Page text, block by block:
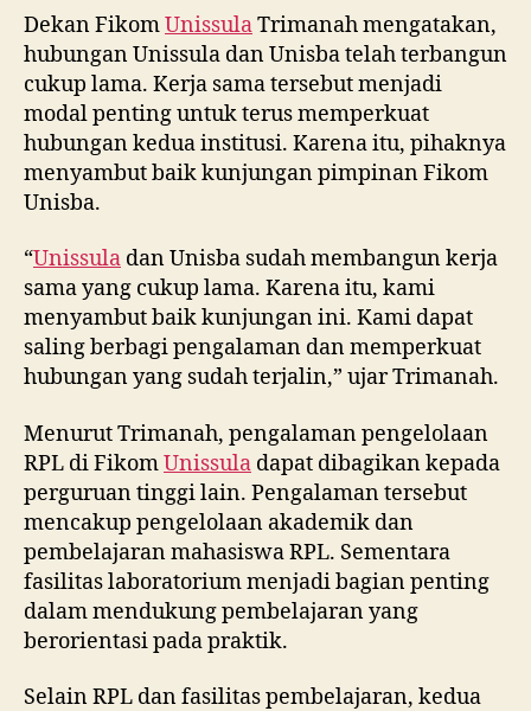
Dekan FikomUnissulaTrimanah mengatakan,
hubungan Unissula dan Unisba telah terbangun
cukup lama. Kerja sama tersebut menjadi
modal penting untuk terus memperkuat
hubungan kedua institusi. Karena itu, pihaknya
menyambut baik kunjungan pimpinan Fikom
Unisba.
“Unissula dan Unisba sudah membangun kerja
sama yang cukup lama. Karena itu, kami
menyambut baik kunjungan ini. Kami dapat
saling berbagi pengalaman dan memperkuat
hubungan yang sudah terjalin,” ujar Trimanah.
Menurut Trimanah, pengalaman pengelolaan
RPL di FikomUnissula dapat dibagikan kepada
perguruan tinggi lain. Pengalaman tersebut
mencakup pengelolaan akademik dan
pembelajaran mahasiswa RPL. Sementara
fasilitas laboratorium menjadi bagian penting
dalam mendukung pembelajaran yang
berorientasi pada praktik.
Selain RPL dan fasilitas pembelajaran, kedua